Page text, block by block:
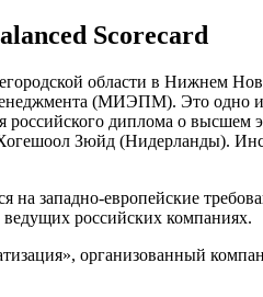
Scorecard
области в Нижнем
(МИЭПМ). Это одно
диплома о высшем
Зюйд (Нидерланды).
западно-европейские
российских компаниях.
организованный